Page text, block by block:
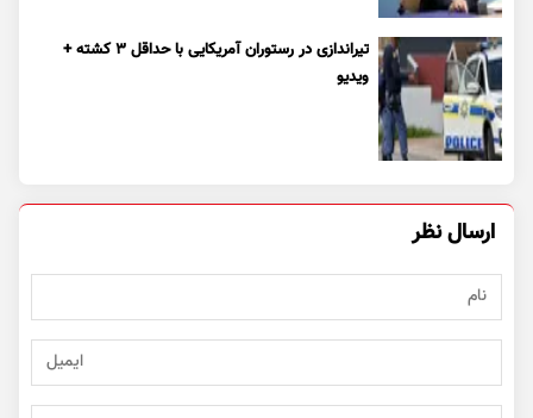
تیراندازی در رستوران آمریکایی با حداقل ۳ کشته +
ویدیو
ارسال نظر